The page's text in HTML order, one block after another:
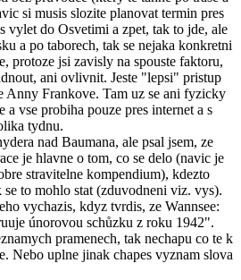
si musis slozite planovat termin pres
vylet do Osvetimi a zpet, tak to jde, ale
a po taborech, tak se nejaka konkretni
protoze jsi zavisly na spouste faktoru,
ani ovlivnit. Jeste "lepsi" pristup
Anny Frankove. Tam uz se ani fyzicky
vse probiha pouze pres internet a s
tydnu.
nad Baumana, ale psal jsem, ze
je hlavne o tom, co se delo (navic je
stravitelne kompendium), kdezto
to mohlo stat (zduvodneni viz. vys).
vychazis, kdyz tvrdis, ze Wannsee:
únorovou schůzku z roku 1942".
pramenech, tak nechapu co te k
Nebo uplne jinak chapes vyznam slova